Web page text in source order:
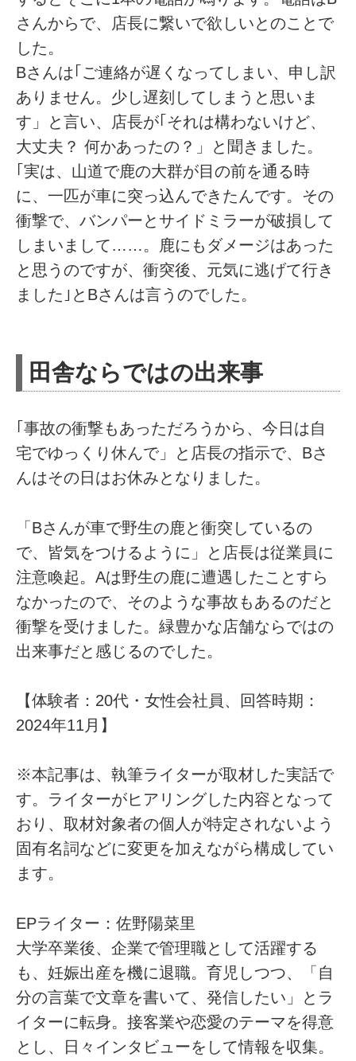
さんからで、店長に繋いで欲しいとのことで
した。
Bさんは｢ご連絡が遅くなってしまい、申し訳
ありません。少し遅刻してしまうと思いま
す」と言い、店長が｢それは構わないけど、
大丈夫？ 何かあったの？」と聞きました。
｢実は、山道で鹿の大群が目の前を通る時
に、一匹が車に突っ込んできたんです。その
衝撃で、バンパーとサイドミラーが破損して
しまいまして……。鹿にもダメージはあった
と思うのですが、衝突後、元気に逃げて行き
ました｣とBさんは言うのでした。
田舎ならではの出来事
｢事故の衝撃もあっただろうから、今日は自
宅でゆっくり休んで」と店長の指示で、Bさ
んはその日はお休みとなりました。
「Bさんが車で野生の鹿と衝突しているの
で、皆気をつけるように」と店長は従業員に
注意喚起。Aは野生の鹿に遭遇したことすら
なかったので、そのような事故もあるのだと
衝撃を受けました。緑豊かな店舗ならではの
出来事だと感じるのでした。
【体験者：20代・女性会社員、回答時期：
2024年11月】
※本記事は、執筆ライターが取材した実話で
す。ライターがヒアリングした内容となって
おり、取材対象者の個人が特定されないよう
固有名詞などに変更を加えながら構成してい
ます。
EPライター：佐野陽菜里
大学卒業後、企業で管理職として活躍する
も、妊娠出産を機に退職。育児しつつ、「自
分の言葉で文章を書いて、発信したい」とラ
イターに転身。接客業や恋愛のテーマを得意
とし、日々インタビューをして情報を収集。